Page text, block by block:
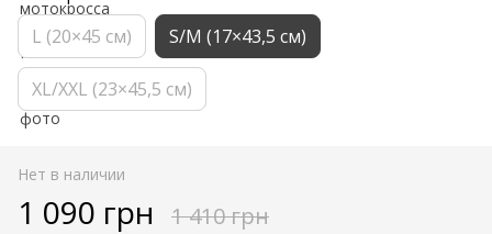
L (20×45 см) S/M (17×43,5 см)
XL/XXL (23×45,5 см)
Нет в наличии
1 090 грн 1 410 грн